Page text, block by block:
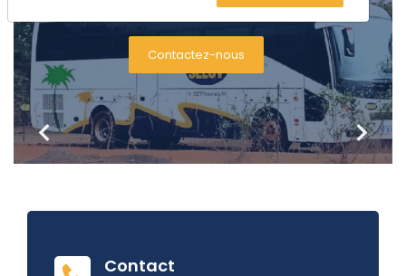
Choisissez dès maintenant le véhicule qui vous convient
Contactez-nous
Contact